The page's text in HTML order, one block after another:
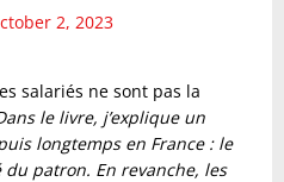
2, 2023
salariés ne sont pas la
le livre, j’explique un
longtemps en France : le
patron. En revanche, les